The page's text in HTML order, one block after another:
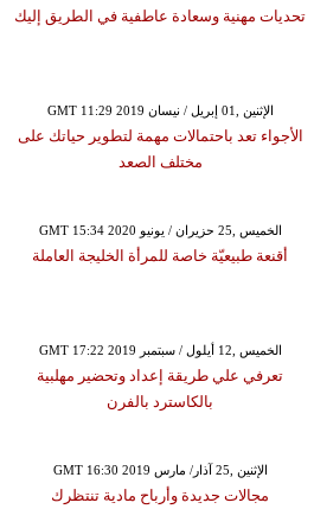
تحديات مهنية وسعادة عاطفية في الطريق إليك
GMT 11:29 2019 الإثنين ,01 إبريل / نيسان
الأجواء تعد باحتمالات مهمة لتطوير حياتك على
مختلف الصعد
GMT 15:34 2020 الخميس ,25 حزيران / يونيو
أقنعة طبيعيّة خاصة للمرأة الخليجة العاملة
GMT 17:22 2019 الخميس ,12 أيلول / سبتمبر
تعرفي علي طريقة إعداد وتحضير مهلبية
بالكاسترد بالفرن
GMT 16:30 2019 الإثنين ,25 آذار/ مارس
مجالات جديدة وأرباح مادية تنتظرك